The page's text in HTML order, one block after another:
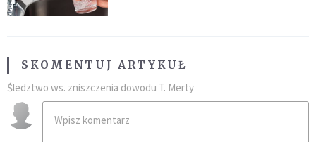
SKOMENTUJ ARTYKUŁ
Śledztwo ws. zniszczenia dowodu T. Merty